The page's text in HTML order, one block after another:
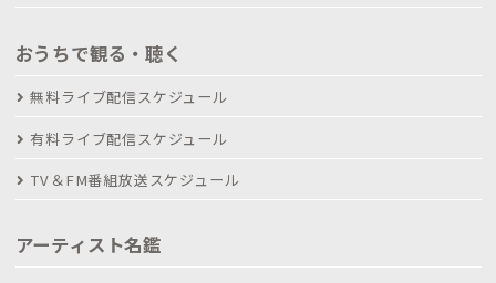
おうちで観る・聴く
無料ライブ配信スケジュール
有料ライブ配信スケジュール
TV＆FM番組放送スケジュール
アーティスト名鑑